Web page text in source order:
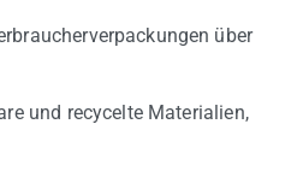
über
und recycelte Materialien,